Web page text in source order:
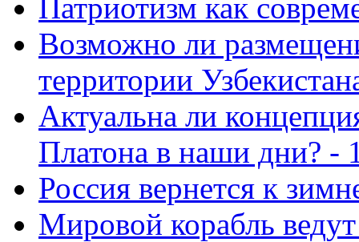
Патриотизм как
Возможно ли
территории
Актуальна ли
Платона в наши дни? -
Россия вернется к
Мировой корабль